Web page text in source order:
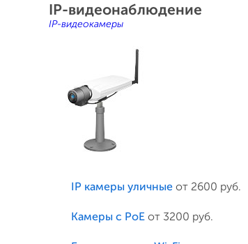
IP-видеонаблюдение
IP-видеокамеры
IP камеры уличные от 2600 руб.
Камеры с PoE от 3200 руб.